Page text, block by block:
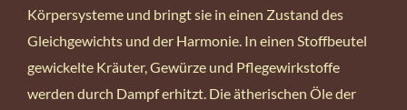
Körpersysteme und bringt sie in einen Zustand des
Gleichgewichts und der Harmonie. In einen Stoffbeutel
gewickelte Kräuter, Gewürze und Pflegewirkstoffe
werden durch Dampf erhitzt. Die ätherischen Öle der